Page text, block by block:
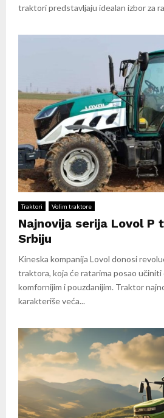
traktori predstavljaju idealan izbor za
Traktori Volim traktore
Najnovija serija Lovol P
Srbiju
Kineska kompanija Lovol donosi
traktora, koja će ratarima posao učiniti
komfornijim i pouzdanijim. Traktor
karakteriše veća...